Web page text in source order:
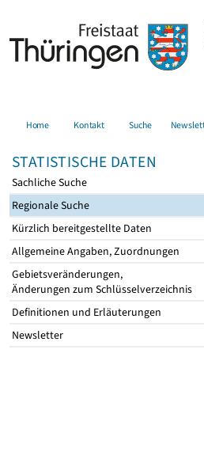
Home Kontakt Suche
STATISTISCHE DATEN
Sachliche Suche
Regionale Suche
Kürzlich bereitgestellte Daten
Allgemeine Angaben, Zuordnungen
Gebietsveränderungen,
Änderungen zum Schlüsselverzeichnis
Definitionen und Erläuterungen
Newsletter